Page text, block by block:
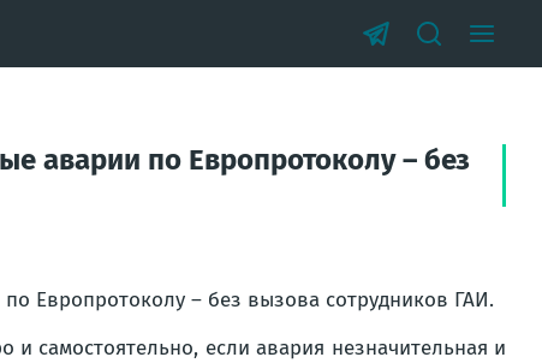
аварии по Европротоколу – без
Европротоколу – без вызова сотрудников ГАИ.
самостоятельно, если авария незначительная и